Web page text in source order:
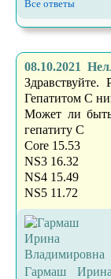
Все ответы
08.10.2021
Гепатитом C
Может ли быть
гепатиту С
Core 15.53
NS3 16.32
NS4 15.49
NS5 11.72
Гармаш Ирина